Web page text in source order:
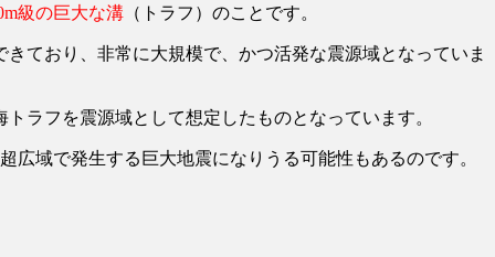
級の巨大な溝 （トラフ）のことです。
ており、非常に大規模で、かつ活発な震源域となっていま
ラフを震源域として想定したものとなっています。
域で発生する巨大地震になりうる可能性もあるのです。